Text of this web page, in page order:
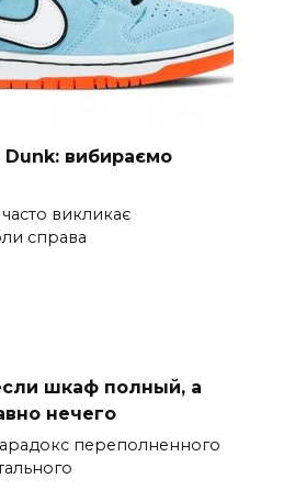
Dunk: вибираємо
викликає
справа
шкаф полный, а
нечего
переполненного